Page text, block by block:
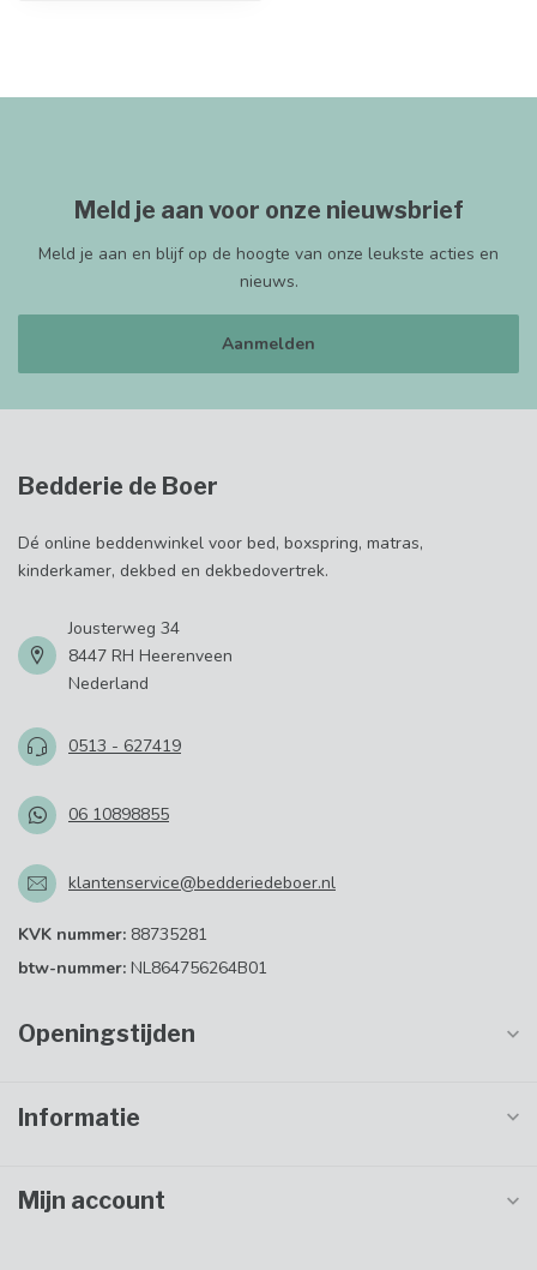
Meld je aan voor onze nieuwsbrief
Meld je aan en blijf op de hoogte van onze leukste acties en
nieuws.
Aanmelden
Bedderie de Boer
Dé online beddenwinkel voor bed, boxspring, matras,
kinderkamer, dekbed en dekbedovertrek.
Jousterweg 34
8447 RH Heerenveen
Nederland
0513 - 627419
06 10898855
klantenservice@bedderiedeboer.nl
KVK nummer: 88735281
btw-nummer: NL864756264B01
Openingstijden
Informatie
Mijn account